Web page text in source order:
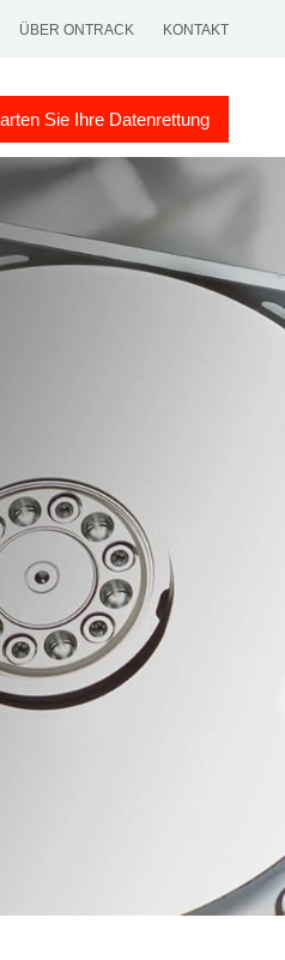
ÜBER ONTRACK KONTAKT
Sie Ihre Datenrettung